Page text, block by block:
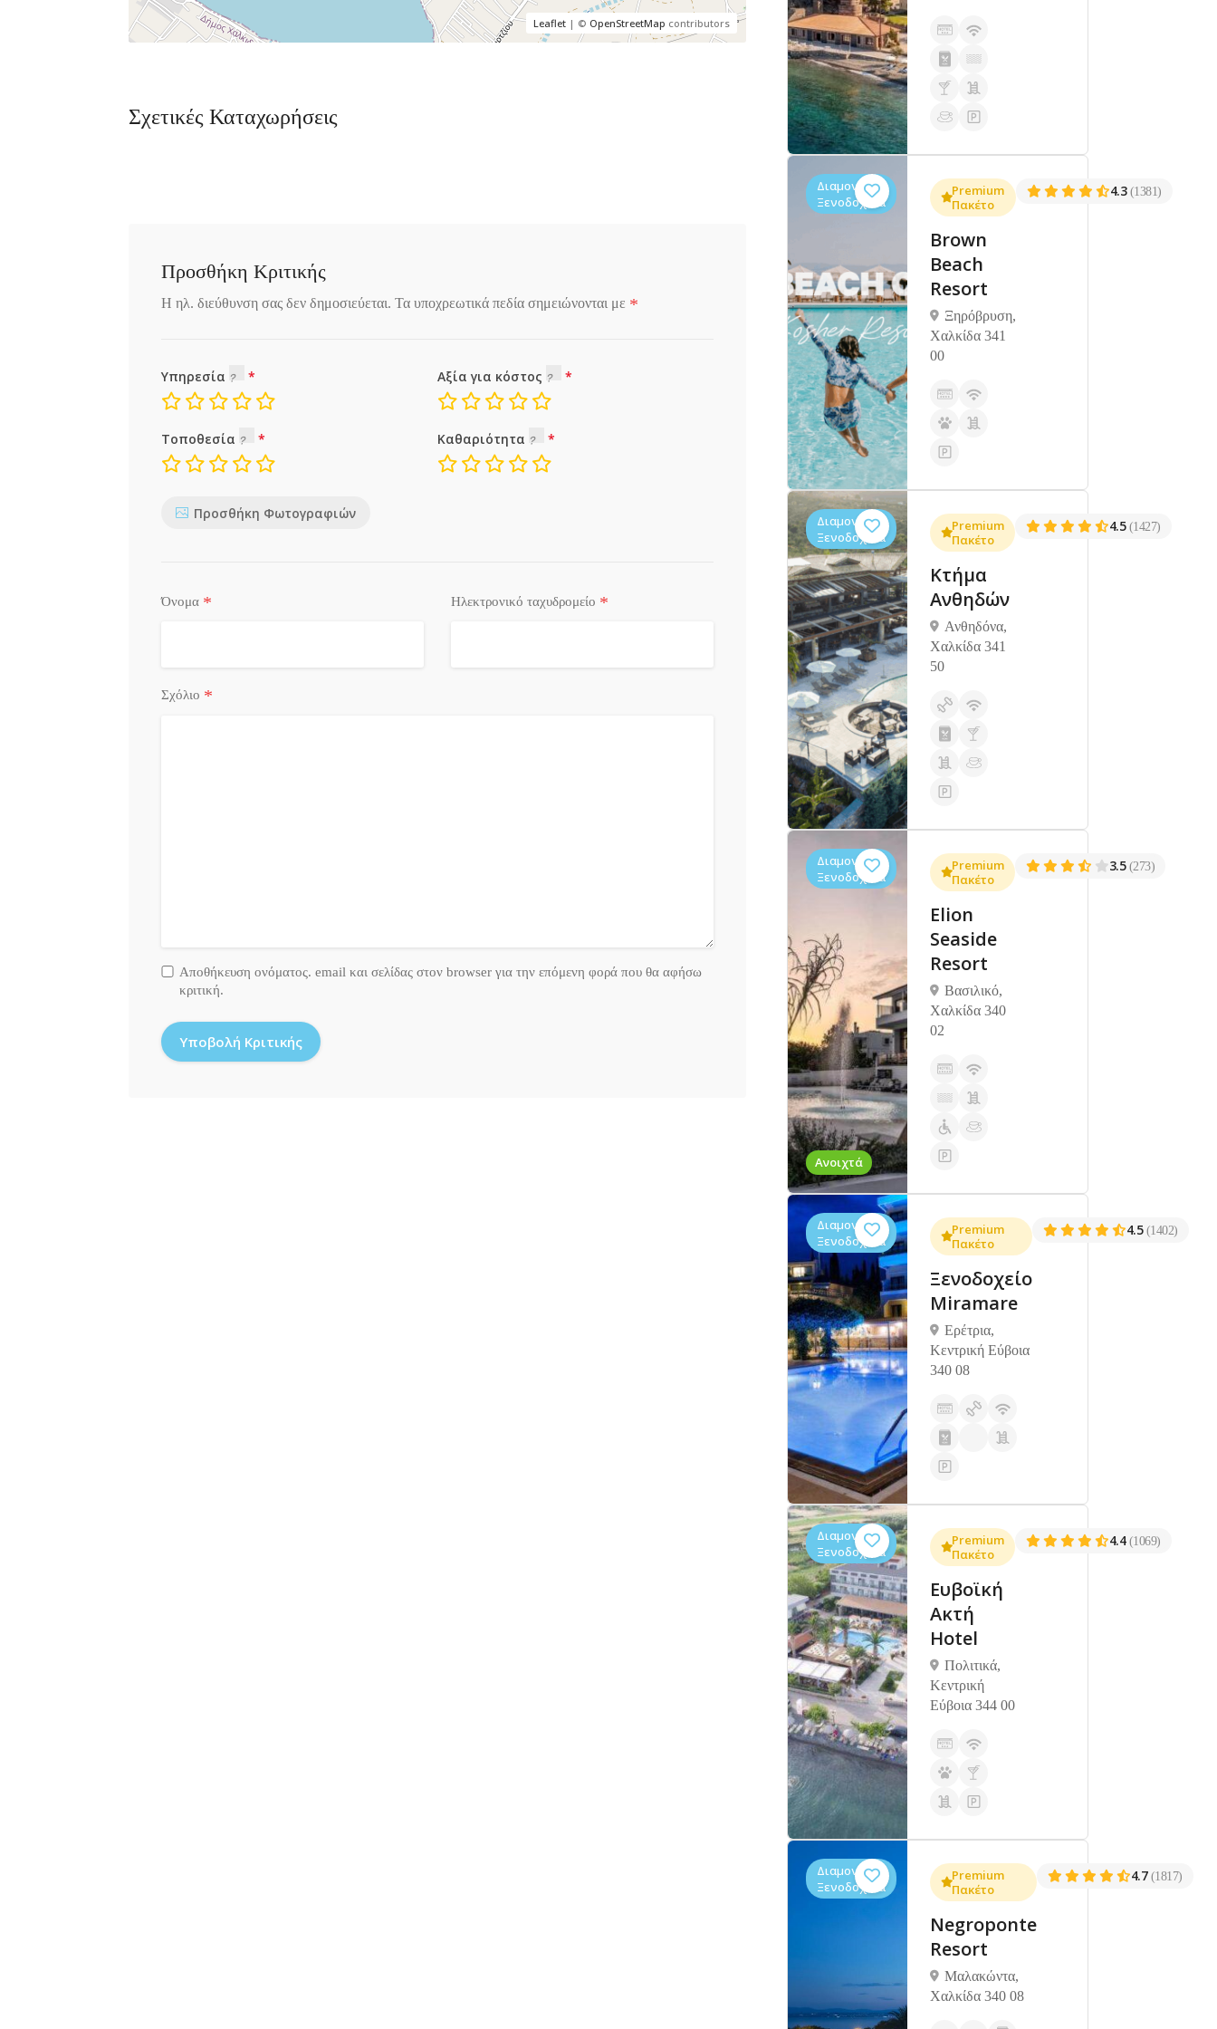
Leaflet| © OpenStreetMap contributors
Σχετικές Καταχωρήσεις
Προσθήκη Κριτικής
Η ηλ. διεύθυνση σας δεν δημοσιεύεται. Τα υποχρεωτικά πεδία σημειώνονται με *
Υπηρεσία Αξία για κόστος
Τοποθεσία Καθαριότητα
Προσθήκη Φωτογραφιών
Όνομα * Ηλεκτρονικό ταχυδρομείο *
Σχόλιο *
Αποθήκευση ονόματος. email και σελίδας στον browser για την επόμενη φορά που θα αφήσω
κριτική.
Διαμονή,
Ξενοδοχεία
Premium
Πακέτο
Brown
Beach
Resort
Ξηρόβρυση,
Χαλκίδα 341
00
4.3 (1381)
Διαμονή,
Ξενοδοχεία
Premium
Πακέτο
Κτήμα
Ανθηδών
Ανθηδόνα,
Χαλκίδα 341
50
4.5 (1427)
Ανοιχτά
Διαμονή,
Ξενοδοχεία
Premium
Πακέτο
Elion
Seaside
Resort
Βασιλικό,
Χαλκίδα 340
02
3.5 (273)
Διαμονή,
Ξενοδοχεία
Premium
Πακέτο
Ξενοδοχείο
Miramare
Ερέτρια,
Κεντρική Εύβοια
340 08
4.5 (1402)
Διαμονή,
Ξενοδοχεία
Premium
Πακέτο
Ευβοϊκή
Ακτή
Hotel
Πολιτικά,
Κεντρική
Εύβοια 344 00
4.4 (1069)
Διαμονή,
Ξενοδοχεία
Premium
Πακέτο
Negroponte
Resort
Μαλακώντα,
Χαλκίδα 340 08
4.7 (1817)